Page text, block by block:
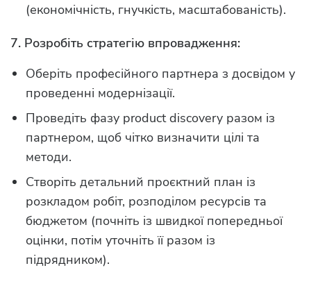
(економічність, гнучкість, масштабованість).
7. Розробіть стратегію впровадження:
Оберіть професійного партнера з досвідом у
проведенні модернізації.
Проведіть фазу product discovery разом із
партнером, щоб чітко визначити цілі та
методи.
Створіть детальний проєктний план із
розкладом робіт, розподілом ресурсів та
бюджетом (почніть із швидкої попередньої
оцінки, потім уточніть її разом із
підрядником).